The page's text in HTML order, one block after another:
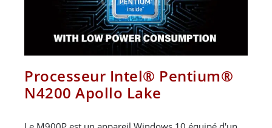
Processeur Intel® Pentium®
N4200 Apollo Lake